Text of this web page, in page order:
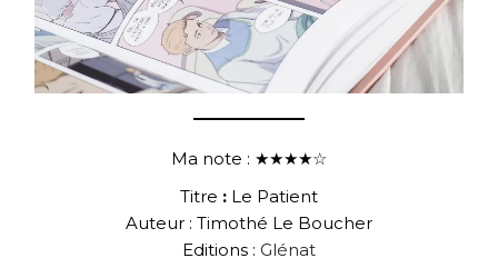
Ma note : ★★★★☆
Titre : Le Patient
Auteur : Timothé Le Boucher
Editions : Glénat